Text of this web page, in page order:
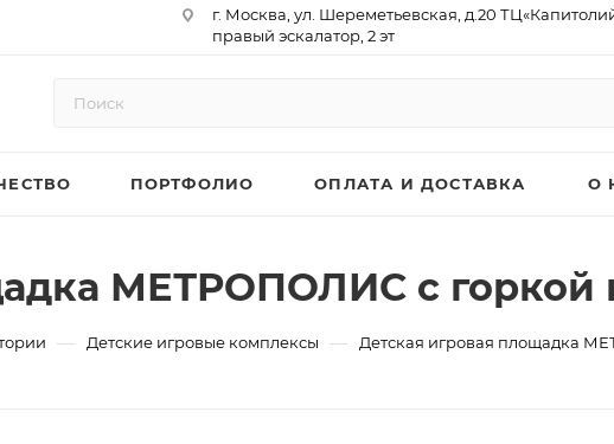
г. Москва, ул. Шереметьевская, д.20
правый эскалатор, 2 эт
р/сч 40702810410000761715
ПОРТФОЛИО ОПЛАТА И ДОСТАВКА О
МЕТРОПОЛИС с горкой
— Детские игровые комплексы — Детская игровая площадка